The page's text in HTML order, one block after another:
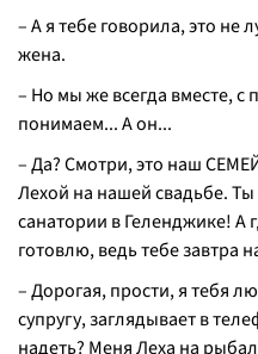
– А я тебе говорила, это не
жена.
– Но мы же всегда вместе, с
понимаем... А он...
– Да? Смотри, это наш
Лехой на нашей свадьбе.
санатории в Геленджике! А
готовлю, ведь тебе завтра
– Дорогая, прости, я тебя
супругу, заглядывает в
надеть? Меня Леха на